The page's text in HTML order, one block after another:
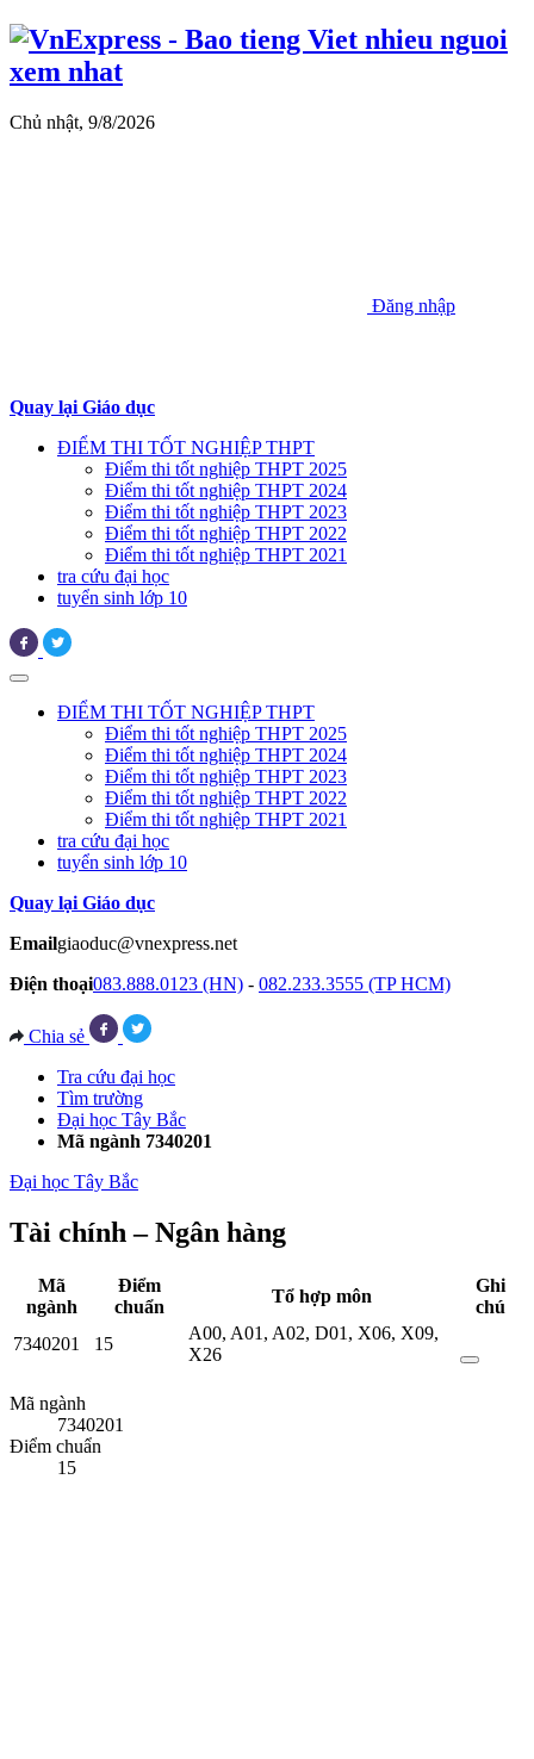
Chủ nhật, 9/8/2026
Đăng nhập
Quay lại Giáo dục
ĐIỂM THI TỐT NGHIỆP THPT
Điểm thi tốt nghiệp THPT 2025
Điểm thi tốt nghiệp THPT 2024
Điểm thi tốt nghiệp THPT 2023
Điểm thi tốt nghiệp THPT 2022
Điểm thi tốt nghiệp THPT 2021
tra cứu đại học
tuyển sinh lớp 10
ĐIỂM THI TỐT NGHIỆP THPT
Điểm thi tốt nghiệp THPT 2025
Điểm thi tốt nghiệp THPT 2024
Điểm thi tốt nghiệp THPT 2023
Điểm thi tốt nghiệp THPT 2022
Điểm thi tốt nghiệp THPT 2021
tra cứu đại học
tuyển sinh lớp 10
Quay lại Giáo dục
Emailgiaoduc@vnexpress.net
Điện thoại083.888.0123 (HN) - 082.233.3555 (TP HCM)
Chia sẻ
Tra cứu đại học
Tìm trường
Đại học Tây Bắc
Mã ngành 7340201
Đại học Tây Bắc
Tài chính – Ngân hàng
Mã
ngành
Điểm
chuẩn
Tổ hợp môn
Ghi
chú
7340201
15
A00, A01, A02, D01, X06, X09,
X26
Mã ngành
7340201
Điểm chuẩn
15